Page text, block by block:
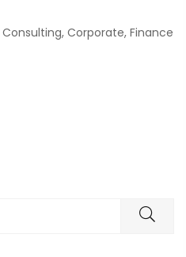
Consulting, Corporate, Finance